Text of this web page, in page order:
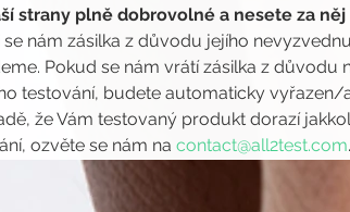
strany plně dobrovolné a nesete za
se nám zásilka z důvodu jejího
Pokud se nám vrátí zásilka z
testování, budete automaticky vyřazen/
že Vám testovaný produkt dorazí
ozvěte se nám na contact@all2test.com